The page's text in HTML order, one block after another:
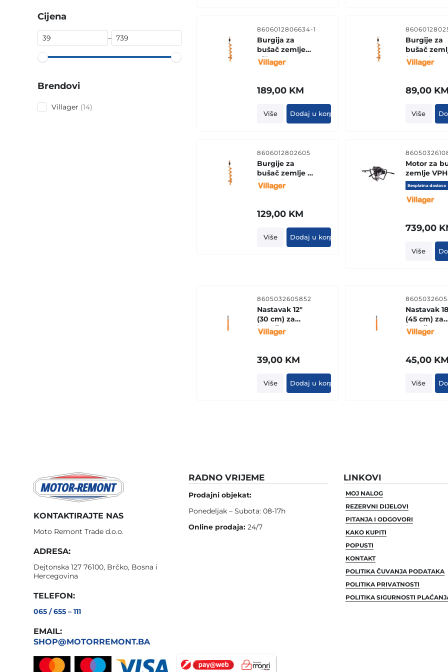
Cijena
–
Brendovi
Villager 1414
8606012806634-1
Burgija za
bušač zemlje
Villager 10ʺ - 25
189,00 KM
Više Dodaj u korpu
Burgije za
bušač
(10 cm)
89,00 KM
Više
8606012802605
Burgije za
bušač zemlje 8"
(20 cm)
129,00 KM
Više Dodaj u korpu
Motor za
zemlje
170R
Besplatna dostava
739,00
Više
8605032605852
Nastavak 12"
(30 cm) za
burgije za
bušač zemlje
39,00 KM
Više Dodaj u korpu
Nastavak
(45 cm) za
burgije za
bušač
45,00 KM
Više
KONTAKTIRAJTE NAS
Moto Remont Trade d.o.o.
ADRESA:
Dejtonska 127 76100, Brčko, Bosna i
Hercegovina
TELEFON:
065 / 655 – 111
EMAIL:
SHOP@MOTORREMONT.BA
RADNO VRIJEME
Prodajni objekat:
Ponedeljak – Subota: 08-17h
Online prodaja: 24/7
LINKOVI
MOJ NALOG
REZERVNI DIJELOVI
PITANJA I ODGOVORI
KAKO KUPITI
POPUSTI
KONTAKT
POLITIKA ČUVANJA PODATAKA
POLITIKA PRIVATNOSTI
POLITIKA SIGURNOSTI